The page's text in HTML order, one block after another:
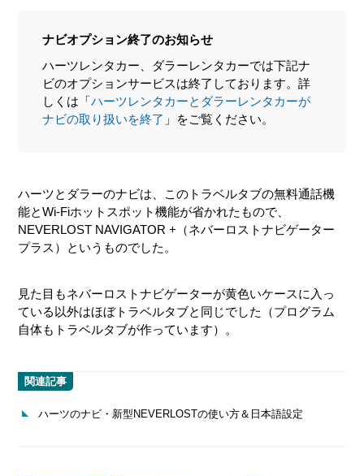
ナビオプション終了のお知らせ
ハーツレンタカー、ダラーレンタカーでは下記ナ
ビのオプションサービスは終了しております。詳
しくは「ハーツレンタカーとダラーレンタカーが
ナビの取り扱いを終了 」をご覧ください。
ハーツとダラーのナビは、このトラベルタブの無料通話機
能とWi-Fiホットスポット機能が省かれたもので、
NEVERLOST NAVIGATOR +（ネバーロストナビゲーター
プラス）というものでした。
見た目もネバーロストナビゲーターが黄色いケースに入っ
ている以外はほぼトラベルタブと同じでした（プログラム
自体もトラベルタブが作っています）。
関連記事
ハーツのナビ・新型NEVERLOSTの使い方＆日本語設定